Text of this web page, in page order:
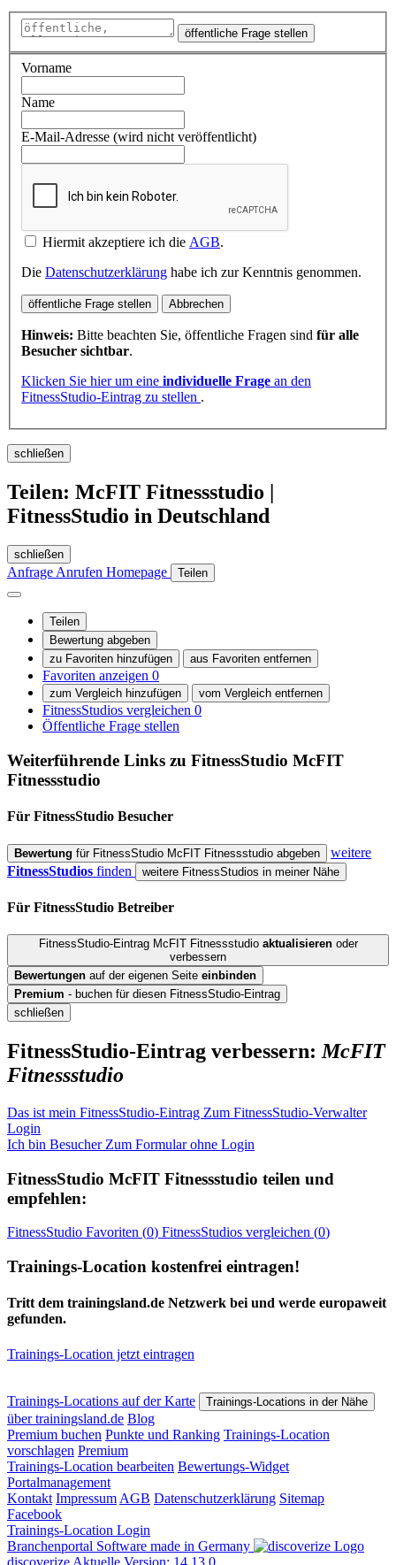
öffentliche Frage stellen
Vorname
Name
E-Mail-Adresse (wird nicht veröffentlicht)
Hiermit akzeptiere ich die AGB.
Die Datenschutzerklärung habe ich zur Kenntnis genommen.
öffentliche Frage stellen Abbrechen
Hinweis: Bitte beachten Sie, öffentliche Fragen sind für alle
Besucher sichtbar.
Klicken Sie hier um eine individuelle Frage an den
FitnessStudio-Eintrag zu stellen .
schließen
Teilen: McFIT Fitnessstudio |
FitnessStudio in Deutschland
schließen
AnfrageAnrufen Homepage Teilen
Teilen
Bewertung abgeben
zu Favoriten hinzufügen
aus Favoriten entfernen
Favoriten anzeigen 0
zum Vergleich hinzufügen vom Vergleich entfernen
FitnessStudios vergleichen 0
Öffentliche Frage stellen
Weiterführende Links zu FitnessStudio McFIT
Fitnessstudio
Für FitnessStudio Besucher
Bewertung für FitnessStudio McFIT Fitnessstudio abgeben
weitere
FitnessStudios finden weitere FitnessStudios in meiner Nähe
Für FitnessStudio Betreiber
FitnessStudio-Eintrag McFIT Fitnessstudio aktualisierenoder
verbessern
Bewertungen auf der eigenen Seite einbinden
Premium - buchen für diesen FitnessStudio-Eintrag
schließen
FitnessStudio-Eintrag verbessern: McFIT
Fitnessstudio
Das ist mein FitnessStudio-Eintrag Zum FitnessStudio-Verwalter
Login
Ich bin Besucher Zum Formular ohne Login
FitnessStudio McFIT Fitnessstudio teilen und
empfehlen:
FitnessStudio Favoriten (0) FitnessStudios vergleichen (0)
Trainings-Location kostenfrei eintragen!
Tritt dem trainingsland.de Netzwerk bei und werde europaweit
gefunden.
Trainings-Location jetzt eintragen
Trainings-Locations auf der Karte Trainings-Locations in der Nähe
über trainingsland.de Blog
Premium buchen Punkte und Ranking Trainings-Location
vorschlagen Premium
Trainings-Location bearbeiten Bewertungs-Widget
Portalmanagement
Kontakt Impressum AGB Datenschutzerklärung Sitemap
Facebook
Trainings-Location Login
Branchenportal Software made in Germany
discoverize Aktuelle Version: 14.13.0